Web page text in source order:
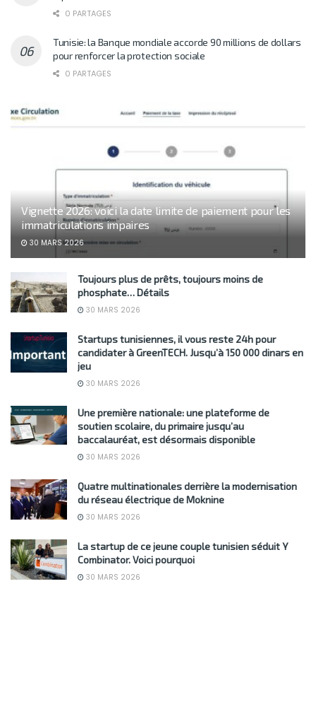
0 PARTAGES
Tunisie: la Banque mondiale accorde 90 millions de dollars
pour renforcer la protection sociale
0 PARTAGES
Vignette 2026: voici la date limite de paiement pour les
immatriculations impaires
30 MARS 2026
Toujours plus de prêts, toujours moins de
phosphate… Détails
30 MARS 2026
Startups tunisiennes, il vous reste 24h pour
candidater à GreenTECH. Jusqu’à 150 000 dinars en
jeu
30 MARS 2026
Une première nationale: une plateforme de
soutien scolaire, du primaire jusqu’au
baccalauréat, est désormais disponible
30 MARS 2026
Quatre multinationales derrière la modernisation
du réseau électrique de Moknine
30 MARS 2026
La startup de ce jeune couple tunisien séduit Y
Combinator. Voici pourquoi
30 MARS 2026